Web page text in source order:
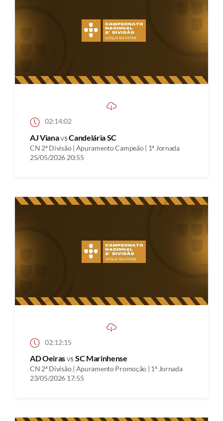
02:14:02
AJ VianavsCandelária SC
CN 2ª Divisão | Apuramento Campeão | 1ª Jornada
25/05/2026 20:55
02:12:15
AD Oeirasvs SC Marinhense
CN 2ª Divisão | Apuramento Promoção | 1ª Jornada
23/05/2026 17:55